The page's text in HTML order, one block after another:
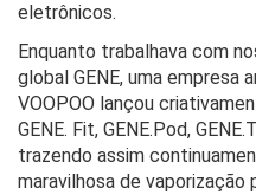
eletrônicos.
Enquanto trabalhava com
global GENE, uma empresa
VOOPOO lançou
GENE. Fit, GENE.Pod,
trazendo assim
maravilhosa de vaporização